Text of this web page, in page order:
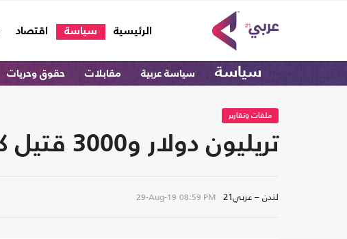
الرئيسية
(current) سياسة اقتصاد
سياسة سياسة عربية مقابلات حقوق وحريات
ملفات وتقارير
تريليون دولار و3000 قتيل كلفة حرب أمريكا بأفغانستان
لندن – عربي21 29-Aug-19 08:59 PM